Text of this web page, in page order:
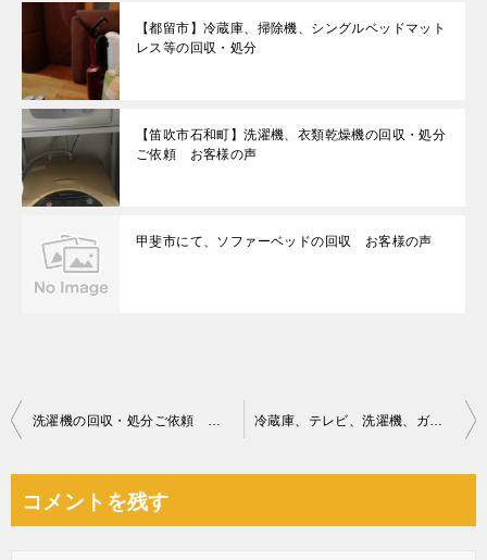
【都留市】冷蔵庫、掃除機、シングルベッドマット
レス等の回収・処分
【笛吹市石和町】洗濯機、衣類乾燥機の回収・処分
ご依頼 お客様の声
甲斐市にて、ソファーベッドの回収 お客様の声
投
ビ
洗濯機の回収・処分ご依頼 お客様の声 冷蔵庫、テレビ、洗濯機、ガラステーブル、メタルラック等の回収
コメントを残す